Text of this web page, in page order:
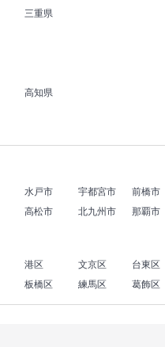
三重県
高知県
水戸市 宇都宮市 前橋市
高松市 北九州市 那覇市
港区 文京区 台東区
板橋区 練馬区 葛飾区